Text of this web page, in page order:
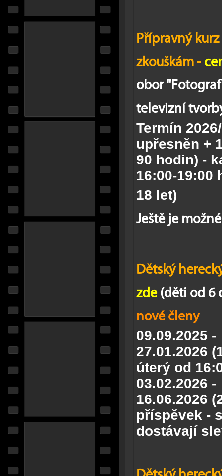
Přípravný
zkouškám -
obor
televizní
Termín
upřesněn +
90 hodin) -
16:00-19:00
18 let)
Ještě je
Dětský
zde(děti od 6
nové členy
09.09.2025 -
27.01.2026
úterý od
03.02.2026 -
16.06.2026
příspěvek -
dostávají